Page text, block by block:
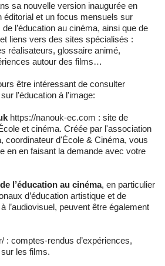
sa nouvelle version inaugurée en
éditorial et un focus mensuels sur
l’éducation au cinéma, ainsi que de
liens vers des sites spécialisés :
réalisateurs, glossaire animé,
autour des films…
être intéressant de consulter
l'éducation à l'image:
https://nanouk-ec.com : site de
et cinéma. Créée par l'association
coordinateur d'École & Cinéma, vous
en en faisant la demande avec votre
l’éducation au cinéma, en particulier
d’éducation artistique et de
l’audiovisuel, peuvent être également
: comptes-rendus d’expériences,
les films.